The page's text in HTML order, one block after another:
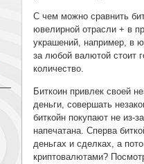
С чем можно сравнить
ювелирной отрасли + в
украшений, например, в
за любой валютой стоит
количество.
Биткоин привлек своей
деньги, совершать
биткойн покупают не из-
напечатана. Сперва
деньгах и сделках, а
криптовалютами?